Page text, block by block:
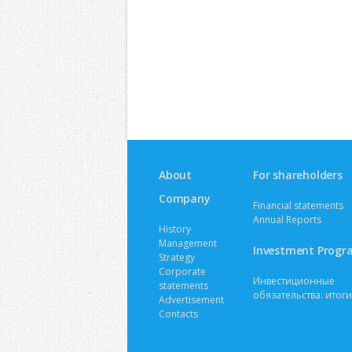
About
Company
History
Management
Strategy
Corporate
statements
Advertisement
Contacts
For shareholders
Financial statements
Annual Reports
Investment
Инвестиционные
обязательства: итоги